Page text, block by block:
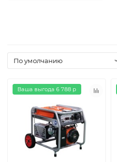
Ваша выгода 6 788 р